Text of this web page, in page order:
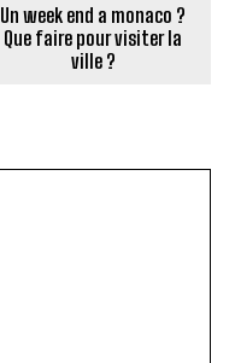
Un week end a monaco ?
Que faire pour visiter la
ville ?